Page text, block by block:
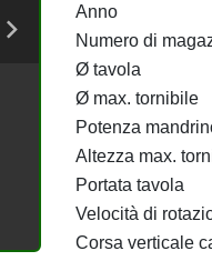
Anno
Numero di
Ø tavola
Ø max. tornibile
Potenza
Altezza max.
Portata tavola
Velocità di
Corsa verticale